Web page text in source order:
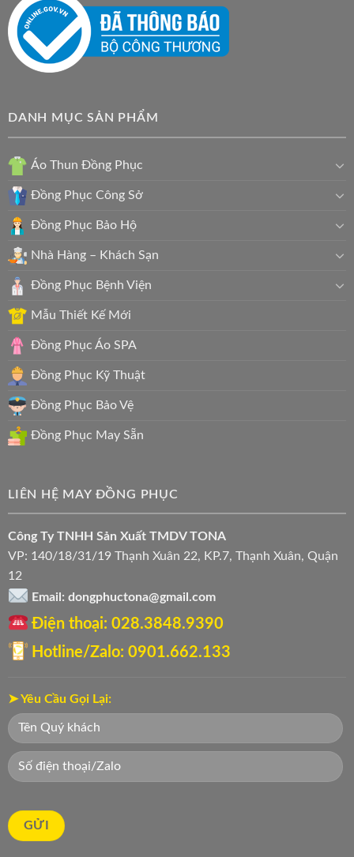
DANH MỤC SẢN PHẨM
Áo Thun Đồng Phục
Đồng Phục Công Sở
Đồng Phục Bảo Hộ
Nhà Hàng – Khách Sạn
Đồng Phục Bệnh Viện
Mẫu Thiết Kế Mới
Đồng Phục Áo SPA
Đồng Phục Kỹ Thuật
Đồng Phục Bảo Vệ
Đồng Phục May Sẵn
LIÊN HỆ MAY ĐỒNG PHỤC
Công Ty TNHH Sản Xuất TMDV TONA
VP: 140/18/31/19 Thạnh Xuân 22, KP.7, Thạnh Xuân, Quận
12
Email: dongphuctona@gmail.com
Điện thoại: ‭028.3848.9390‬
Hotline/Zalo: 0901.662.133
➤ Yêu Cầu Gọi Lại: